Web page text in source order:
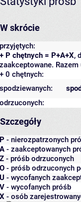
W skrócie
przyjętych:
+ P chętnych = P+A+X,
zaakceptowane.
+ 0 chętnych:
spodziewanych:
odrzuconych:
Szczegóły
P - nierozpatrzonych
A - zaakceptowanych
Z - próśb odrzuconych
O - próśb odrzuconych
U - wycofanych
V - wycofanych próśb
X - osób